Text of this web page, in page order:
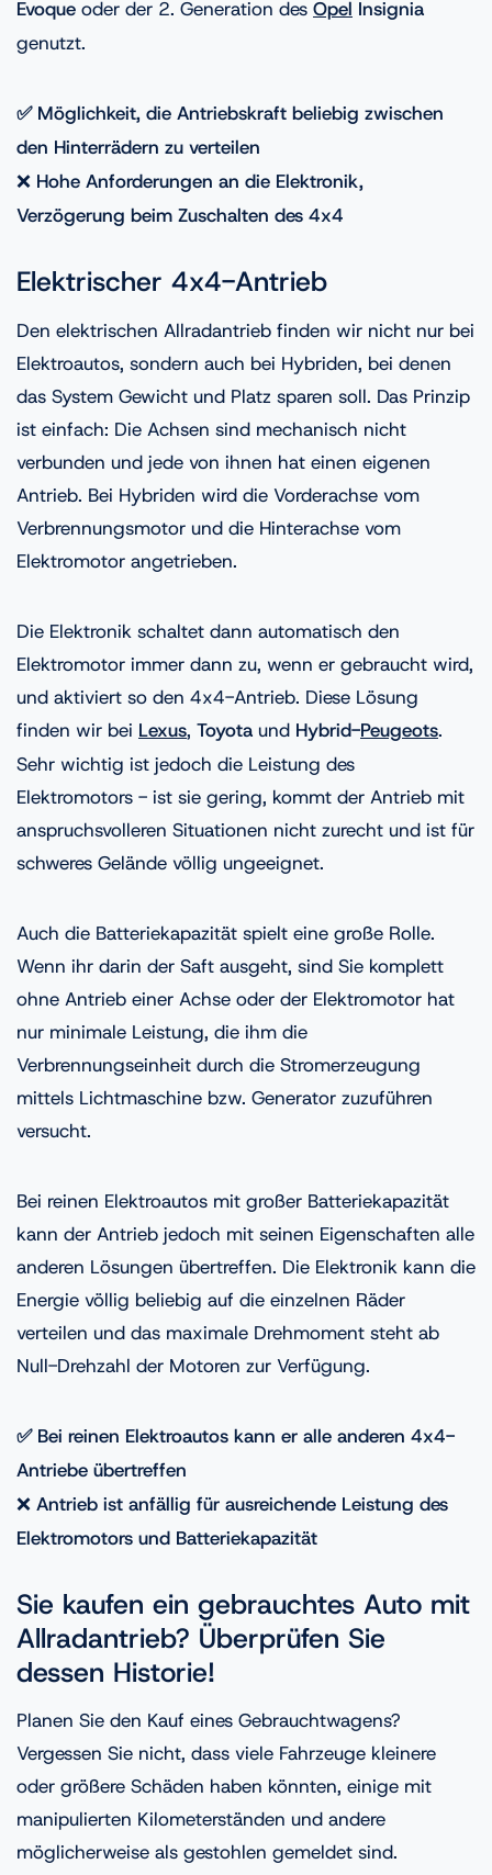
Evoque oder der 2. Generation des Opel Insignia
genutzt.
✅ Möglichkeit, die Antriebskraft beliebig zwischen
den Hinterrädern zu verteilen
❌ Hohe Anforderungen an die Elektronik,
Verzögerung beim Zuschalten des 4x4
Elektrischer 4x4-Antrieb
Den elektrischen Allradantrieb finden wir nicht nur bei
Elektroautos, sondern auch bei Hybriden, bei denen
das System Gewicht und Platz sparen soll. Das Prinzip
ist einfach: Die Achsen sind mechanisch nicht
verbunden und jede von ihnen hat einen eigenen
Antrieb. Bei Hybriden wird die Vorderachse vom
Verbrennungsmotor und die Hinterachse vom
Elektromotor angetrieben.
Die Elektronik schaltet dann automatisch den
Elektromotor immer dann zu, wenn er gebraucht wird,
und aktiviert so den 4x4-Antrieb. Diese Lösung
finden wir bei Lexus, Toyota und Hybrid-Peugeots.
Sehr wichtig ist jedoch die Leistung des
Elektromotors - ist sie gering, kommt der Antrieb mit
anspruchsvolleren Situationen nicht zurecht und ist für
schweres Gelände völlig ungeeignet.
Auch die Batteriekapazität spielt eine große Rolle.
Wenn ihr darin der Saft ausgeht, sind Sie komplett
ohne Antrieb einer Achse oder der Elektromotor hat
nur minimale Leistung, die ihm die
Verbrennungseinheit durch die Stromerzeugung
mittels Lichtmaschine bzw. Generator zuzuführen
versucht.
Bei reinen Elektroautos mit großer Batteriekapazität
kann der Antrieb jedoch mit seinen Eigenschaften alle
anderen Lösungen übertreffen. Die Elektronik kann die
Energie völlig beliebig auf die einzelnen Räder
verteilen und das maximale Drehmoment steht ab
Null-Drehzahl der Motoren zur Verfügung.
✅ Bei reinen Elektroautos kann er alle anderen 4x4-
Antriebe übertreffen
❌ Antrieb ist anfällig für ausreichende Leistung des
Elektromotors und Batteriekapazität
Sie kaufen ein gebrauchtes Auto mit
Allradantrieb? Überprüfen Sie
dessen Historie!
Planen Sie den Kauf eines Gebrauchtwagens?
Vergessen Sie nicht, dass viele Fahrzeuge kleinere
oder größere Schäden haben könnten, einige mit
manipulierten Kilometerständen und andere
möglicherweise als gestohlen gemeldet sind.